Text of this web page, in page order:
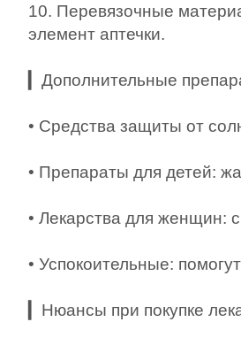
10. Перевязочные
элемент аптечки.
▎Дополнительные
• Средства защиты от
• Препараты для детей:
• Лекарства для женщин:
• Успокоительные:
▎Нюансы при покупке